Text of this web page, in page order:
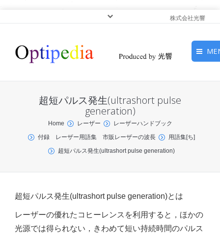
株式会社光響
ピックアップ
光応用・アプリケーショ
超短パルス発生(ultrashort pulse
generation)
You are here:
Home レーザー
レーザーハンドブック
付録 レーザー用語集 市販レーザーの波長
用語集[ち]
超短パルス発生(ultrashort pulse generation)
超短パルス発生(ultrashort pulse generation)とは
レーザーの優れたコヒーレンスを利用すると，ほかの
光源では得られない，きわめて短い持続時間のパルス